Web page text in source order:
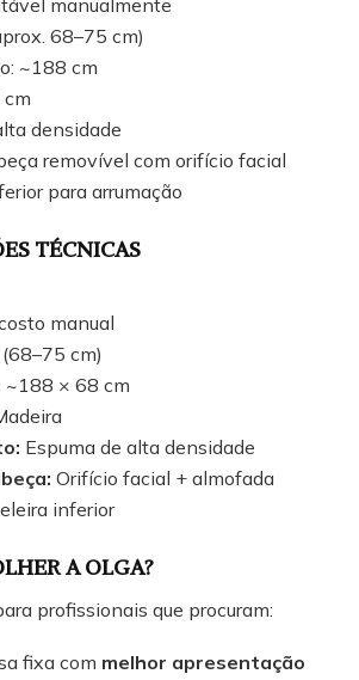
manualmente
68–75 cm)
~188 cm
cm
densidade
removível com orifício facial
para arrumação
TÉCNICAS
manual
cm)
~188 × 68 cm
Espuma de alta densidade
Orifício facial + almofada
inferior
A OLGA?
profissionais que procuram:
fixa com melhor apresentação